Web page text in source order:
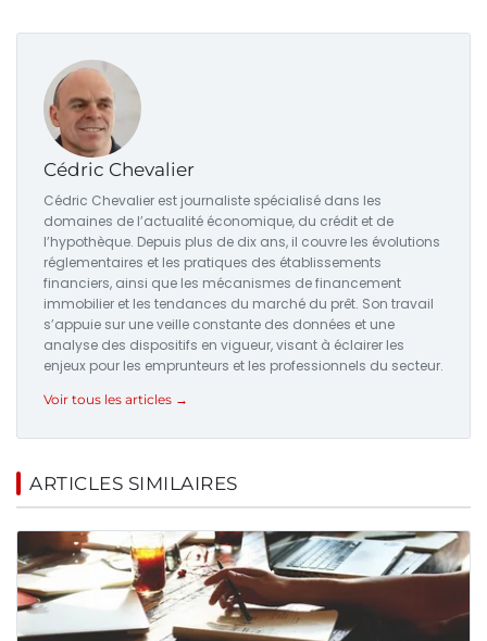
Cédric Chevalier
Cédric Chevalier est journaliste spécialisé dans les
domaines de l’actualité économique, du crédit et de
l’hypothèque. Depuis plus de dix ans, il couvre les évolutions
réglementaires et les pratiques des établissements
financiers, ainsi que les mécanismes de financement
immobilier et les tendances du marché du prêt. Son travail
s’appuie sur une veille constante des données et une
analyse des dispositifs en vigueur, visant à éclairer les
enjeux pour les emprunteurs et les professionnels du secteur.
Voir tous les articles →
ARTICLES SIMILAIRES